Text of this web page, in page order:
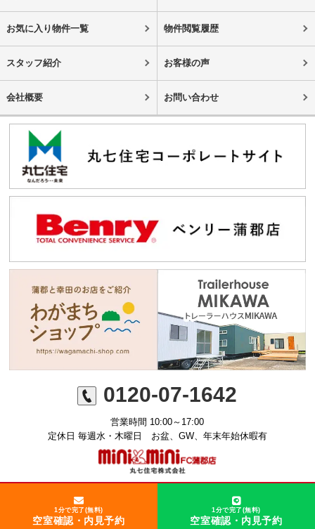
お気に入り物件一覧 物件閲覧履歴
スタッフ紹介 お客様の声
会社概要 お問い合わせ
0120-07-1642
営業時間 10:00～17:00
定休日 毎週水・木曜日 お盆、GW、年末年始休暇有
1分で完了(無料)
空室確認・内見予約
1分で完了(無料)
空室確認・内見予約